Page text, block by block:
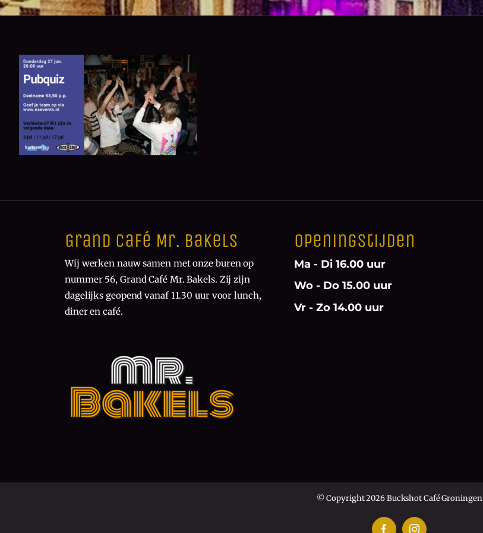
Grand Café Mr. Bakels
Wij werken nauw samen met onze buren op
nummer 56, Grand Café Mr. Bakels. Zij zijn
dagelijks geopend vanaf 11.30 uur voor lunch,
diner en café.
Openingstijden
Ma - Di 16.00 uur
Wo - Do 15.00 uur
Vr - Zo 14.00 uur
© Copyright 2026 Buckshot Café Groningen